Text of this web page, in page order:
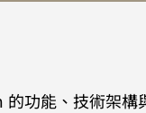
功能、技術架構